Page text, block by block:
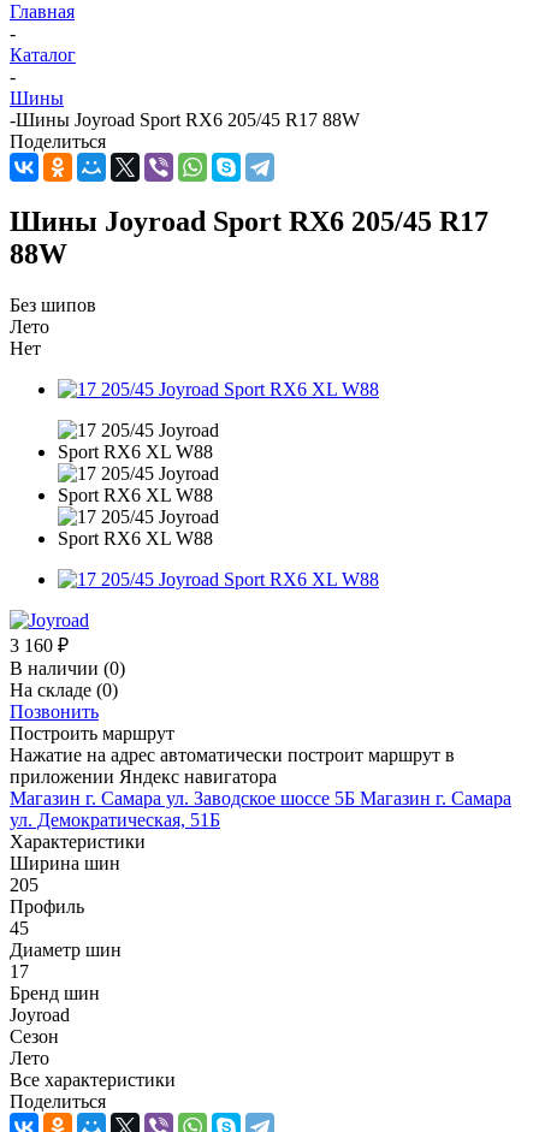
Главная
-
Каталог
-
Шины
-Шины Joyroad Sport RX6 205/45 R17 88W
Поделиться
Шины Joyroad Sport RX6 205/45 R17
88W
Без шипов
Лето
Нет
3 160 ₽
В наличии (0)
На складе (0)
Позвонить
Построить маршрут
Нажатие на адрес автоматически построит маршрут в
приложении Яндекс навигатора
Магазин г. Самара ул. Заводское шоссе 5Б Магазин г. Самара
ул. Демократическая, 51Б
Характеристики
Ширина шин
205
Профиль
45
Диаметр шин
17
Бренд шин
Joyroad
Сезон
Лето
Все характеристики
Поделиться